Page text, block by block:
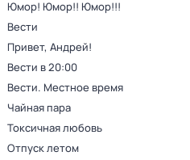
Юмор! Юмор!! Юмор!!!
Вести
Привет, Андрей!
Вести в 20:00
Вести. Местное время
Чайная пара
Токсичная любовь
Отпуск летом